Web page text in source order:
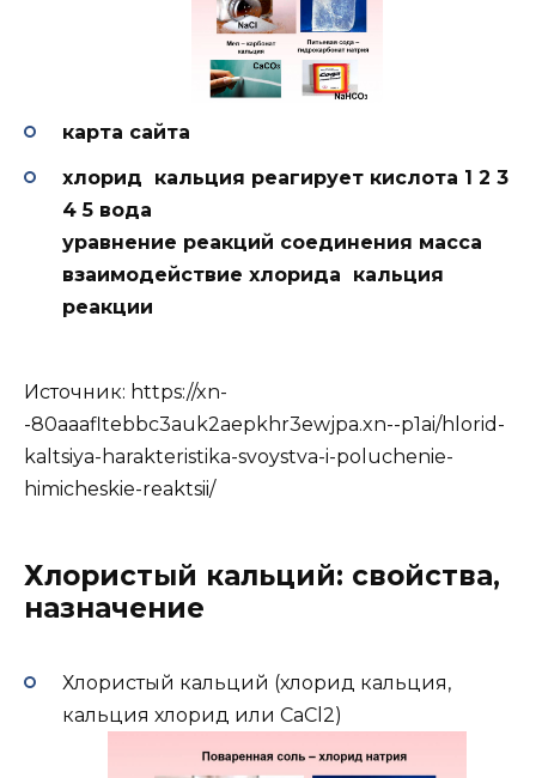
карта сайта
хлорид кальция реагирует кислота 1 2 3
4 5 вода
уравнение реакций соединения масса
взаимодействие хлорида кальция
реакции
Источник: https://xn-
-80aaafltebbc3auk2aepkhr3ewjpa.xn--p1ai/hlorid-
kaltsiya-harakteristika-svoystva-i-poluchenie-
himicheskie-reaktsii/
Хлористый кальций: свойства,
назначение
Хлористый кальций (хлорид кальция,
кальция хлорид или СаCl2)